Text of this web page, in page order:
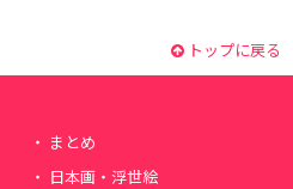
トップに戻る
まとめ
日本画・浮世絵